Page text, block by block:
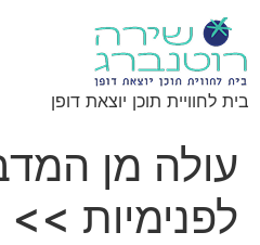
בית לחוויית תוכן יוצאת דופן
עולה מן
לפנימיות >>